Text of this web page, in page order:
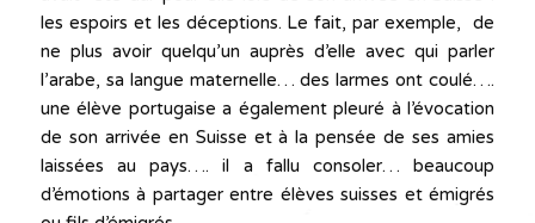
les espoirs et les déceptions. Le fait, par exemple, de
ne plus avoir quelqu’un auprès d’elle avec qui parler
l’arabe, sa langue maternelle… des larmes ont coulé….
une élève portugaise a également pleuré à l’évocation
de son arrivée en Suisse et à la pensée de ses amies
laissées au pays…. il a fallu consoler… beaucoup
d’émotions à partager entre élèves suisses et émigrés